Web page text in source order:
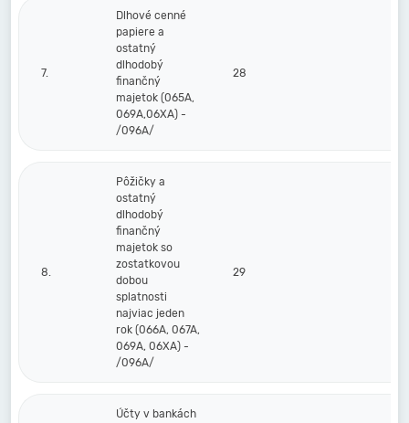
7.
Dlhové cenné
papiere a
ostatný
dlhodobý
finančný
majetok (065A,
069A,06XA) -
/096A/
28
8.
Pôžičky a
ostatný
dlhodobý
finančný
majetok so
zostatkovou
dobou
splatnosti
najviac jeden
rok (066A, 067A,
069A, 06XA) -
/096A/
29
Účty v bankách